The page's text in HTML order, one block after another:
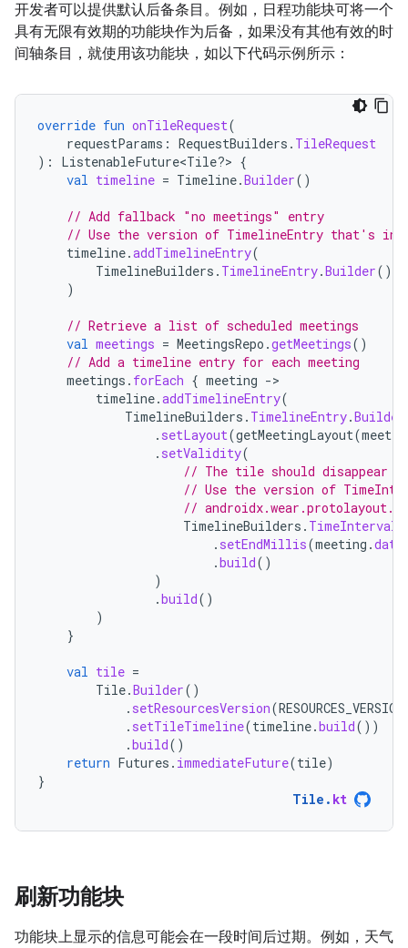
开发者可以提供默认后备条目。例如，日程功能块可将一个
具有无限有效期的功能块作为后备，如果没有其他有效的时
间轴条目，就使用该功能块，如以下代码示例所示：
override fun onTileRequest(
requestParams : RequestBuilders . TileRequest
):
ListenableFuture<Tile?> {
val timeline = Timeline.Builder()
// Add fallback "no meetings" entry
// Use the version of TimelineEntry that's in
timeline.addTimelineEntry(
TimelineBuilders . TimelineEntry.Builder().
)
// Retrieve a list of scheduled meetings
val meetings = MeetingsRepo .getMeetings()
// Add a timeline entry for each meeting
meetings . forEach { meeting -
timeline.addTimelineEntry(
TimelineBuilders . TimelineEntry.Builder
. setLayout(getMeetingLayout(
. setValidity(
// The tile should disappear
// Use the version of
// androidx.wear.protolayout.
TimelineBuilders . TimeInterval
. setEndMillis(meeting .
.build()
)
.build()
)
}
val tile =
Tile.Builder()
. setResourcesVersion(RESOURCES_VERSION
. setTileTimeline(timeline.build())
.build()
return Futures . immediateFuture(tile)
}
Tile . kt
刷新功能块
功能块上显示的信息可能会在一段时间后过期。例如，天气